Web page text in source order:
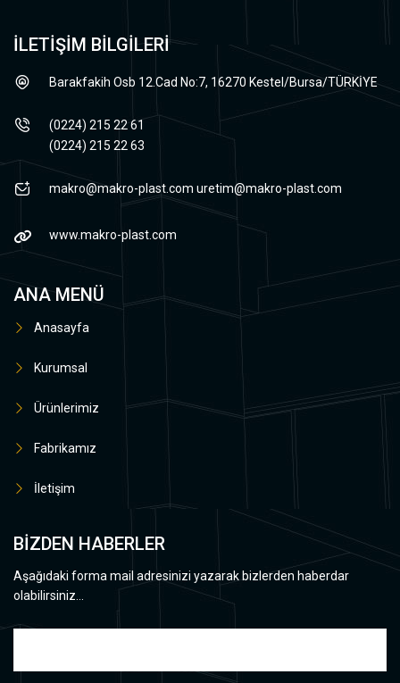
İLETİŞİM BİLGİLERİ
Barakfakih Osb 12.Cad No:7, 16270 Kestel/Bursa/TÜRKİYE
(0224) 215 22 61
(0224) 215 22 63
makro@makro-plast.com uretim@makro-plast.com
www.makro-plast.com
ANA MENÜ
Anasayfa
Kurumsal
Ürünlerimiz
Fabrikamız
İletişim
BİZDEN HABERLER
Aşağıdaki forma mail adresinizi yazarak bizlerden haberdar
olabilirsiniz...